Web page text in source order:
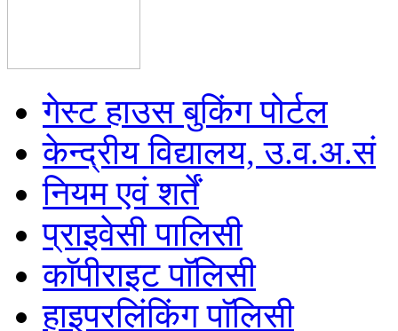
गेस्ट हाउस बुकिंग पोर्टल
केन्द्रीय विद्यालय, उ.व.अ.सं
नियम एवं शर्तें
प्राइवेसी पालिसी
काॅपीराइट पाॅलिसी
हाइपरलिंकिंग पाॅलिसी